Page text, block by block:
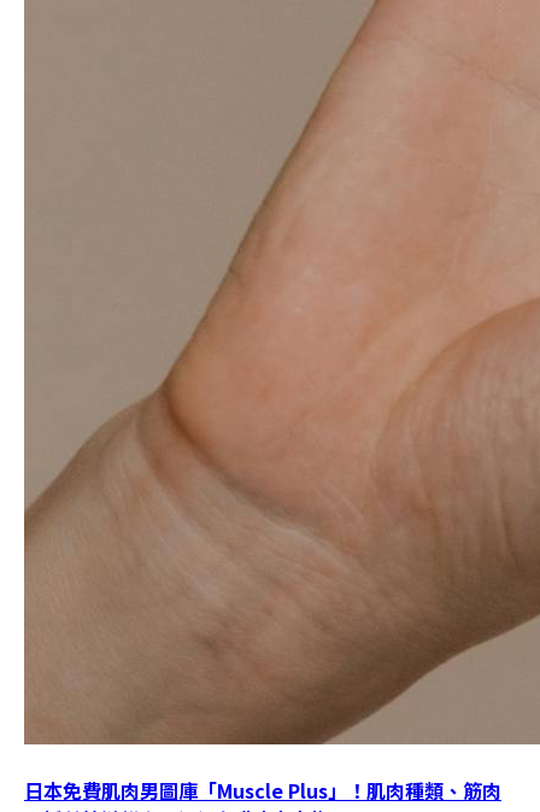
日本免費肌肉男圖庫「Muscle Plus」！肌肉種類、筋肉